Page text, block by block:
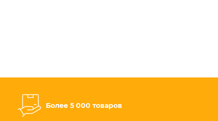
Более 5 000 товаров